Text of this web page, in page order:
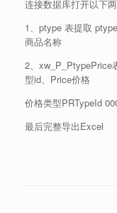
连接数据库打开以下
1、ptype 表提取
商品名称
2、xw_P_PtypePrice
型id、Price价格
价格类型PRTypeId
最后完整导出Excel